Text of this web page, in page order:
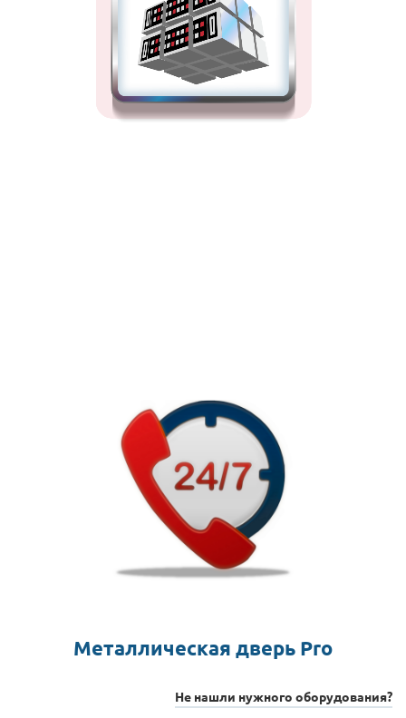
Металлическая дверь Pro
Не нашли нужного оборудования?